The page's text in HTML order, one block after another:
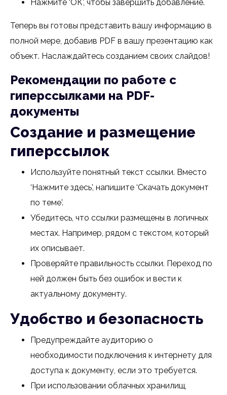
Нажмите ‘ОК’, чтобы завершить добавление.
Теперь вы готовы представить вашу информацию в
полной мере, добавив PDF в вашу презентацию как
объект. Наслаждайтесь созданием своих слайдов!
Рекомендации по работе с
гиперссылками на PDF-
документы
Создание и размещение
гиперссылок
Используйте понятный текст ссылки. Вместо
‘Нажмите здесь’, напишите ‘Скачать документ
по теме’.
Убедитесь, что ссылки размещены в логичных
местах. Например, рядом с текстом, который
их описывает.
Проверяйте правильность ссылки. Переход по
ней должен быть без ошибок и вести к
актуальному документу.
Удобство и безопасность
Предупреждайте аудиторию о
необходимости подключения к интернету для
доступа к документу, если это требуется.
При использовании облачных хранилищ